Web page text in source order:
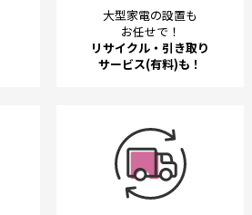
大型家電の設置も
お任せで！
リサイクル・引き取り
サービス(有料)も！